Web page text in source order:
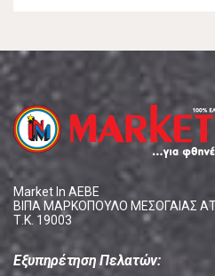
Market In ΑΕΒΕ
ΒΙΠΑ ΜΑΡΚΟΠΟΥΛΟ ΜΕΣΟΓΑΙΑΣ
Τ.Κ. 19003
Εξυπηρέτηση Πελατών: